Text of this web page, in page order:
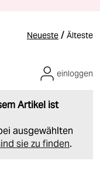
Neueste / Älteste
Artikel ist
ausgewählten
sie zu finden.
einloggen